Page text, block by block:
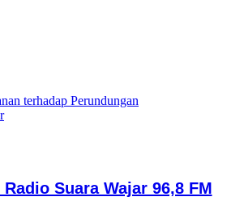
terhadap Perundungan
Suara Wajar 96,8 FM